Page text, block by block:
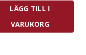
LÄGG TILL I
VARUKORG